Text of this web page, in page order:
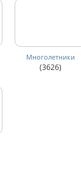
Многолетники
(3626)